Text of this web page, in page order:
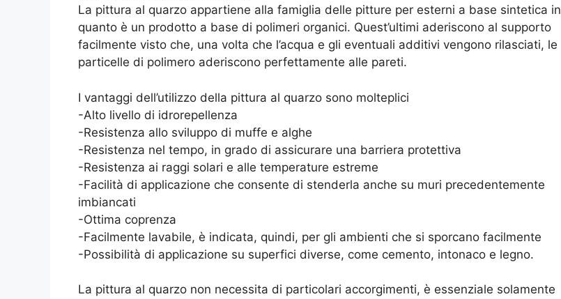
La pittura al quarzo appartiene alla famiglia delle pitture per esterni a base sintetica in
quanto è un prodotto a base di polimeri organici. Quest’ultimi aderiscono al supporto
facilmente visto che, una volta che l’acqua e gli eventuali additivi vengono rilasciati, le
particelle di polimero aderiscono perfettamente alle pareti.
I vantaggi dell’utilizzo della pittura al quarzo sono molteplici
-Alto livello di idrorepellenza
-Resistenza allo sviluppo di muffe e alghe
-Resistenza nel tempo, in grado di assicurare una barriera protettiva
-Resistenza ai raggi solari e alle temperature estreme
-Facilità di applicazione che consente di stenderla anche su muri precedentemente
imbiancati
-Ottima coprenza
-Facilmente lavabile, è indicata, quindi, per gli ambienti che si sporcano facilmente
-Possibilità di applicazione su superfici diverse, come cemento, intonaco e legno.
La pittura al quarzo non necessita di particolari accorgimenti, è essenziale solamente